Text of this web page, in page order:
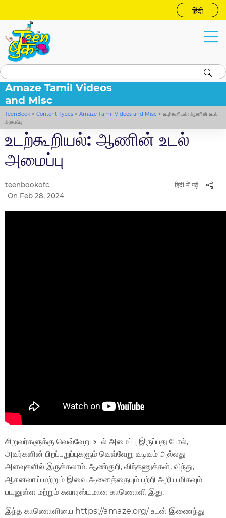
हिंदी
Amaze Tamil Videos
and Misc
TeenBook >Content Types >Amaze Tamil Videos and Misc >உடற்கூறியல்: ஆணின் உடல்
அமைப்பு
உடற்கூறியல்: ஆணின் உடல்
அமைப்பு
teenbookofc
On Feb 28, 2024
हिंदी में पढ़ें
சிறுவர்களுக்கு வெவ்வேறு உடல் அமைப்பு இருப்பது போல்,
அவர்களின் பிறப்புறுப்புகளும் வெவ்வேறு வடிவம் அல்லது
அளவுகளில் இருக்கலாம். ஆண்குறி, விந்தணுக்கள், விந்து,
ஆசனவாய் மற்றும் இவை அனைத்தையும் பற்றி அறிய மிகவும்
பயனுள்ள மற்றும் சுவாரஸ்யமான காணொளி இது.
இந்த காணொளியை https://amaze.org/ உடன் இணைந்து